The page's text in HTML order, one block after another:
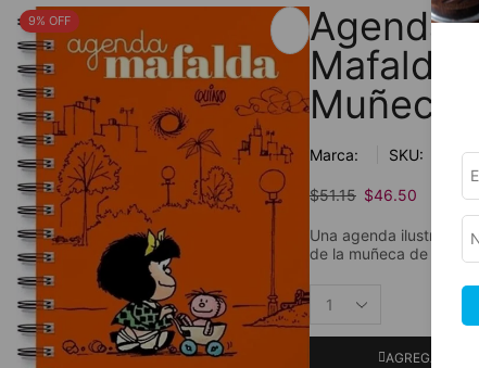
9% OFF
Agenda
Mafalda (
Muñeca
Marca: SKU:
$51.15 $46.50
Una agenda ilustrada
de la muñeca de
AGREGAR AL